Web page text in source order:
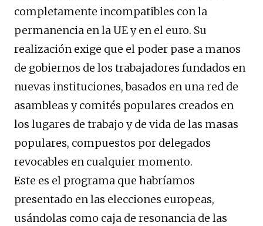
completamente incompatibles con la
permanencia en la UE y en el euro. Su
realización exige que el poder pase a manos
de gobiernos de los trabajadores fundados en
nuevas instituciones, basados ​​en una red de
asambleas y comités populares creados en
los lugares de trabajo y de vida de las masas
populares, compuestos por delegados
revocables en cualquier momento.
Este es el programa que habríamos
presentado en las elecciones europeas,
usándolas como caja de resonancia de las